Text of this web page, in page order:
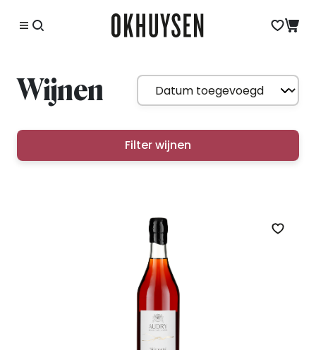
Wijnen
Filter wijnen
Zet